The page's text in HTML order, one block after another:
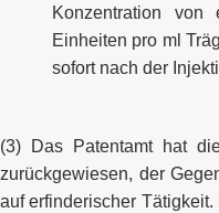
Konzentration
Einheiten pro ml
sofort nach der
(3) Das Patentamt hat
zurückgewiesen, der
auf erfinderischer